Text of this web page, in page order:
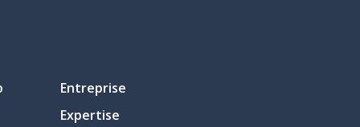
Entreprise
Expertise